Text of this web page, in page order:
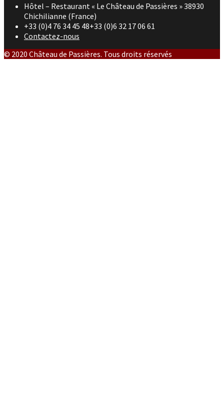
Hôtel – Restaurant « Le Château de Passières » 38930
Chichilianne (France)
+33 (0)4 76 34 45 48+33 (0)6 32 17 06 61
Contactez-nous
© 2020 Château de Passières. Tous droits réservés